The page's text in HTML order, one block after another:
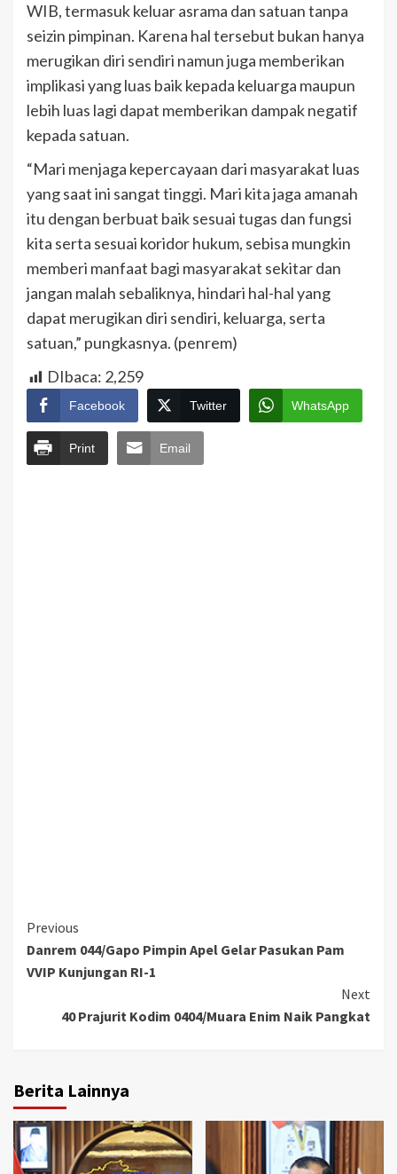
WIB, termasuk keluar asrama dan satuan tanpa
seizin pimpinan. Karena hal tersebut bukan hanya
merugikan diri sendiri namun juga memberikan
implikasi yang luas baik kepada keluarga maupun
lebih luas lagi dapat memberikan dampak negatif
kepada satuan.
“Mari menjaga kepercayaan dari masyarakat luas
yang saat ini sangat tinggi. Mari kita jaga amanah
itu dengan berbuat baik sesuai tugas dan fungsi
kita serta sesuai koridor hukum, sebisa mungkin
memberi manfaat bagi masyarakat sekitar dan
jangan malah sebaliknya, hindari hal-hal yang
dapat merugikan diri sendiri, keluarga, serta
satuan,” pungkasnya. (penrem)
DIbaca: 2,259
Facebook Twitter WhatsApp
Print Email
Continue
Reading
Previous
Danrem 044/Gapo Pimpin Apel Gelar Pasukan Pam
VVIP Kunjungan RI-1
Next
40 Prajurit Kodim 0404/Muara Enim Naik Pangkat
Berita Lainnya